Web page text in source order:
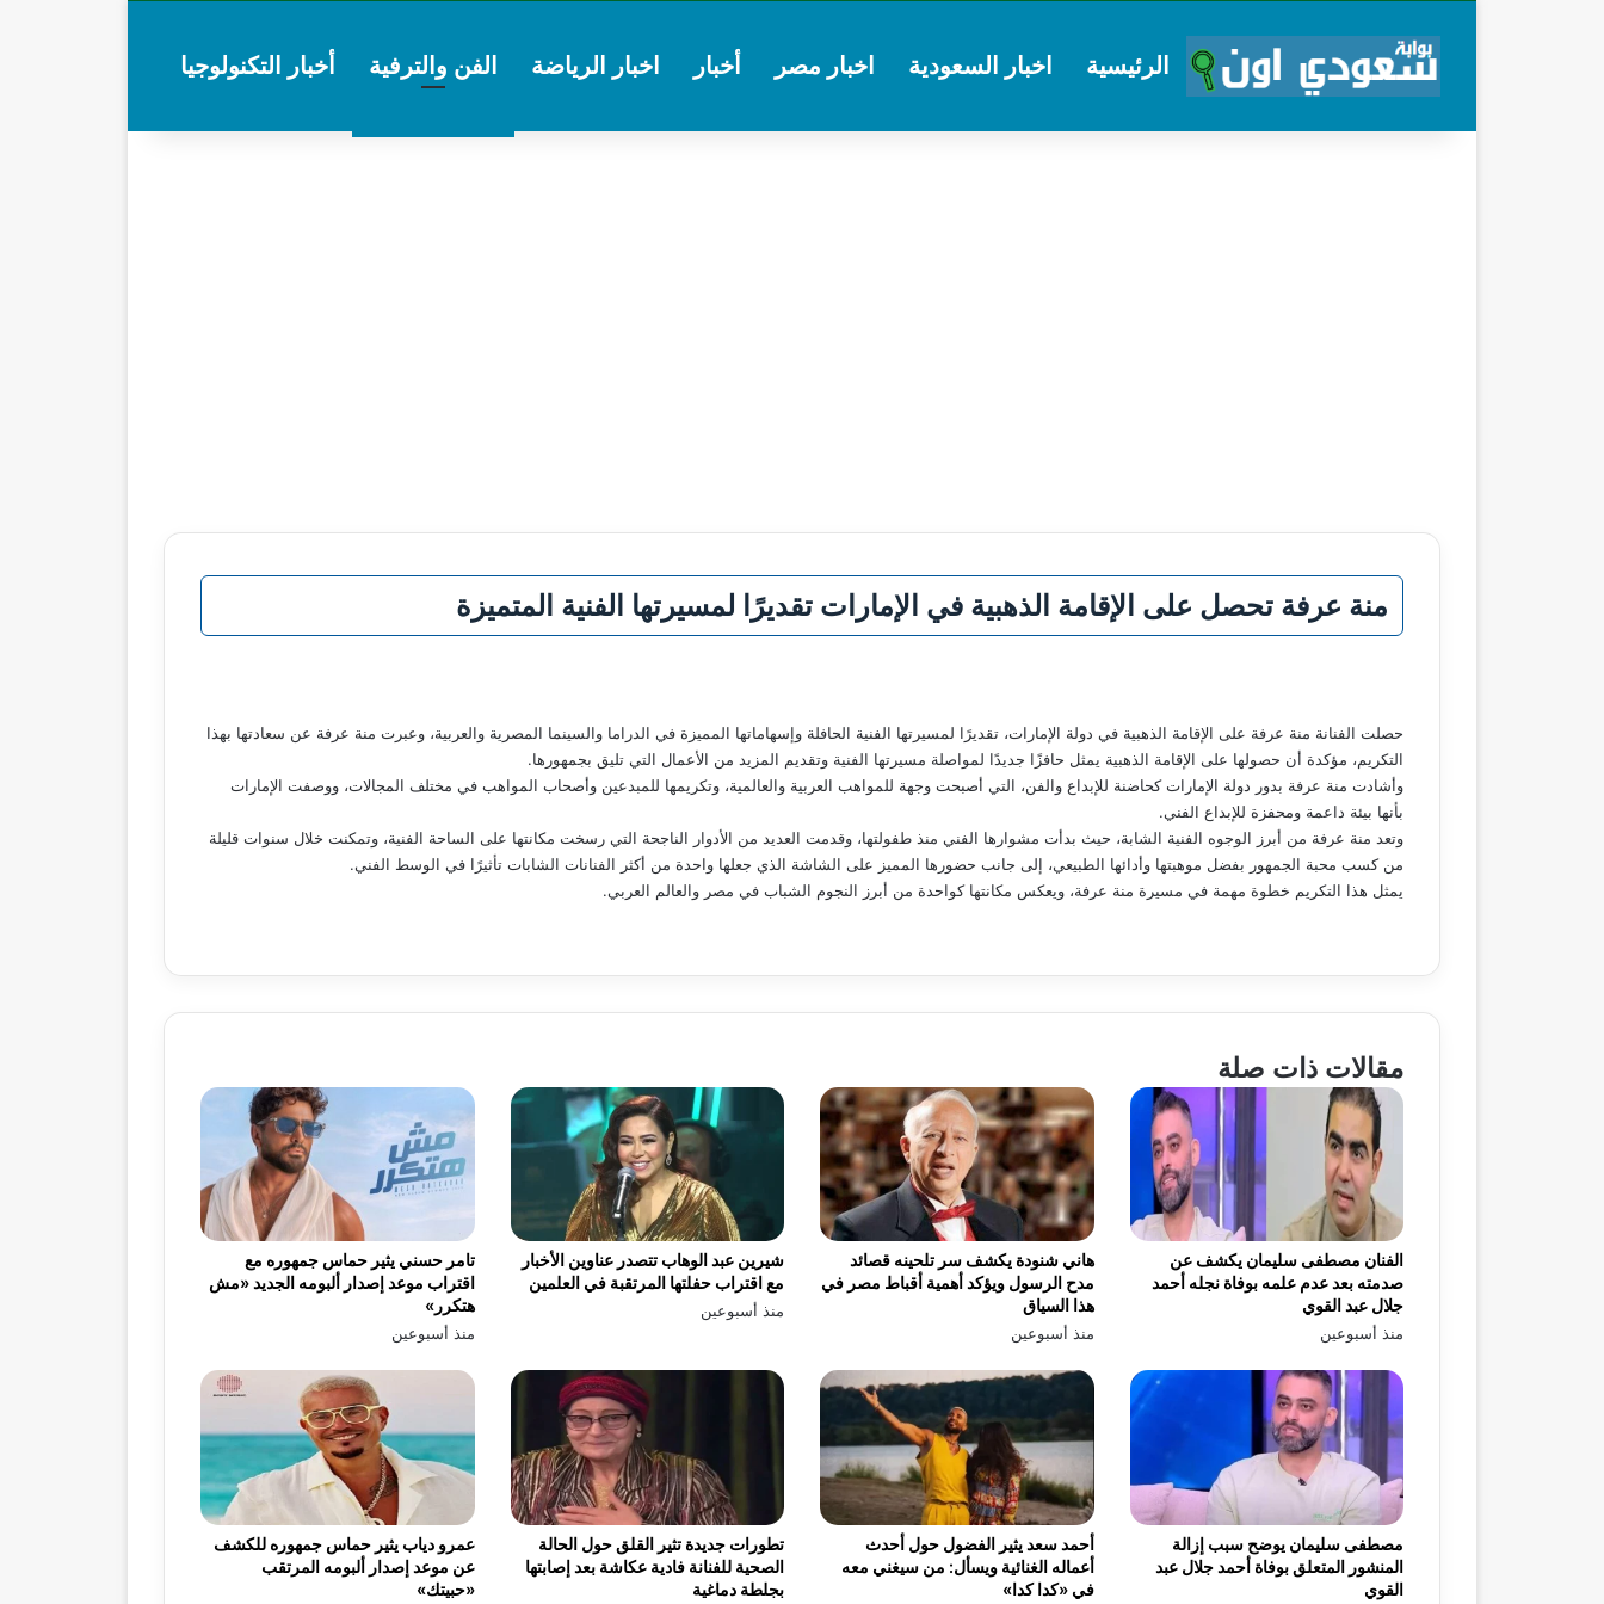
الرئيسية اخبار السعودية اخبار مصر أخبار اخبار الرياضة الفن والترفية أخبار التكنولوجيا
منة عرفة تحصل على الإقامة الذهبية في الإمارات تقديرًا لمسيرتها الفنية المتميزة
حصلت الفنانة منة عرفة على الإقامة الذهبية في دولة الإمارات، تقديرًا لمسيرتها الفنية الحافلة وإسهاماتها المميزة في الدراما والسينما المصرية والعربية، وعبرت منة عرفة عن سعادتها بهذا
التكريم، مؤكدة أن حصولها على الإقامة الذهبية يمثل حافزًا جديدًا لمواصلة مسيرتها الفنية وتقديم المزيد من الأعمال التي تليق بجمهورها.
وأشادت منة عرفة بدور دولة الإمارات كحاضنة للإبداع والفن، التي أصبحت وجهة للمواهب العربية والعالمية، وتكريمها للمبدعين وأصحاب المواهب في مختلف المجالات، ووصفت الإمارات
بأنها بيئة داعمة ومحفزة للإبداع الفني.
وتعد منة عرفة من أبرز الوجوه الفنية الشابة، حيث بدأت مشوارها الفني منذ طفولتها، وقدمت العديد من الأدوار الناجحة التي رسخت مكانتها على الساحة الفنية، وتمكنت خلال سنوات قليلة
من كسب محبة الجمهور بفضل موهبتها وأدائها الطبيعي، إلى جانب حضورها المميز على الشاشة الذي جعلها واحدة من أكثر الفنانات الشابات تأثيرًا في الوسط الفني.
يمثل هذا التكريم خطوة مهمة في مسيرة منة عرفة، ويعكس مكانتها كواحدة من أبرز النجوم الشباب في مصر والعالم العربي.
مقالات ذات صلة
تامر حسني يثير حماس جمهوره مع
اقتراب موعد إصدار ألبومه الجديد «مش
هتكرر»
منذ أسبوعين
شيرين عبد الوهاب تتصدر عناوين الأخبار
مع اقتراب حفلتها المرتقبة في العلمين
منذ أسبوعين
هاني شنودة يكشف سر تلحينه قصائد
مدح الرسول ويؤكد أهمية أقباط مصر في
هذا السياق
منذ أسبوعين
الفنان مصطفى سليمان يكشف عن
صدمته بعد عدم علمه بوفاة نجله أحمد
جلال عبد القوي
منذ أسبوعين
عمرو دياب يثير حماس جمهوره للكشف
عن موعد إصدار ألبومه المرتقب
«حبيتك»
تطورات جديدة تثير القلق حول الحالة
الصحية للفنانة فادية عكاشة بعد إصابتها
بجلطة دماغية
أحمد سعد يثير الفضول حول أحدث
أعماله الغنائية ويسأل: من سيغني معه
في «كدا كدا»
مصطفى سليمان يوضح سبب إزالة
المنشور المتعلق بوفاة أحمد جلال عبد
القوي